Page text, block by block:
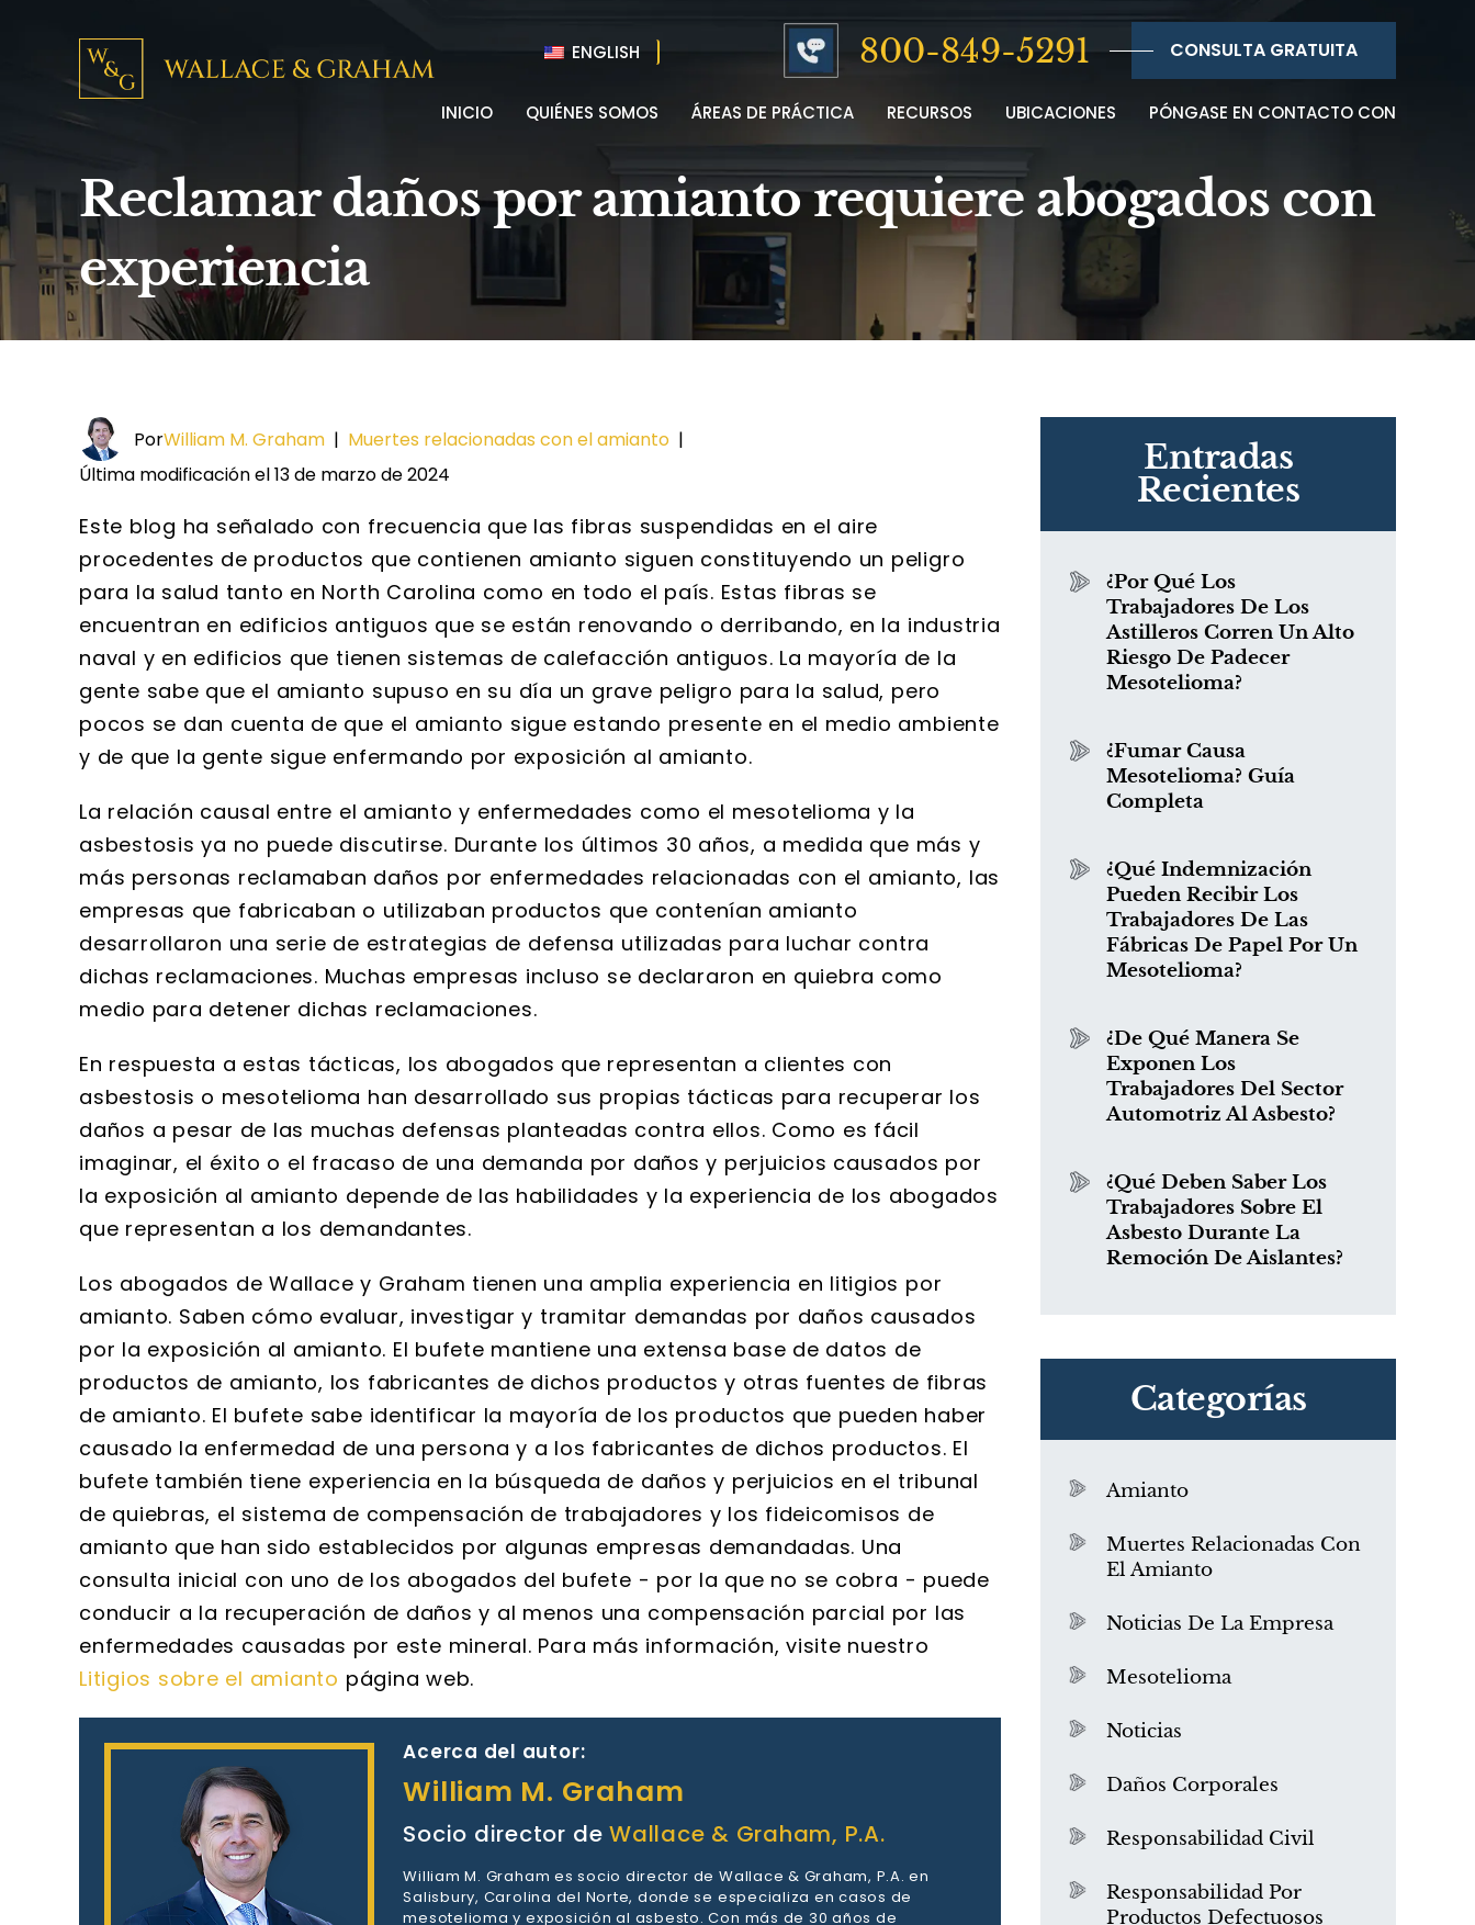
ENGLISH 800-849-5291 CONSULTA GRATUITA
INICIO QUIÉNES SOMOS ÁREAS DE PRÁCTICA RECURSOS UBICACIONES PÓNGASE EN CONTACTO CON
Reclamar daños por amianto requiere abogados con
experiencia
PorWilliam M. Graham | Muertes relacionadas con el amianto |
Última modificación el 13 de marzo de 2024
Este blog ha señalado con frecuencia que las fibras suspendidas en el aire
procedentes de productos que contienen amianto siguen constituyendo un peligro
para la salud tanto en North Carolina como en todo el país. Estas fibras se
encuentran en edificios antiguos que se están renovando o derribando, en la industria
naval y en edificios que tienen sistemas de calefacción antiguos. La mayoría de la
gente sabe que el amianto supuso en su día un grave peligro para la salud, pero
pocos se dan cuenta de que el amianto sigue estando presente en el medio ambiente
y de que la gente sigue enfermando por exposición al amianto.
La relación causal entre el amianto y enfermedades como el mesotelioma y la
asbestosis ya no puede discutirse. Durante los últimos 30 años, a medida que más y
más personas reclamaban daños por enfermedades relacionadas con el amianto, las
empresas que fabricaban o utilizaban productos que contenían amianto
desarrollaron una serie de estrategias de defensa utilizadas para luchar contra
dichas reclamaciones. Muchas empresas incluso se declararon en quiebra como
medio para detener dichas reclamaciones.
En respuesta a estas tácticas, los abogados que representan a clientes con
asbestosis o mesotelioma han desarrollado sus propias tácticas para recuperar los
daños a pesar de las muchas defensas planteadas contra ellos. Como es fácil
imaginar, el éxito o el fracaso de una demanda por daños y perjuicios causados por
la exposición al amianto depende de las habilidades y la experiencia de los abogados
que representan a los demandantes.
Los abogados de Wallace y Graham tienen una amplia experiencia en litigios por
amianto. Saben cómo evaluar, investigar y tramitar demandas por daños causados
por la exposición al amianto. El bufete mantiene una extensa base de datos de
productos de amianto, los fabricantes de dichos productos y otras fuentes de fibras
de amianto. El bufete sabe identificar la mayoría de los productos que pueden haber
causado la enfermedad de una persona y a los fabricantes de dichos productos. El
bufete también tiene experiencia en la búsqueda de daños y perjuicios en el tribunal
de quiebras, el sistema de compensación de trabajadores y los fideicomisos de
amianto que han sido establecidos por algunas empresas demandadas. Una
consulta inicial con uno de los abogados del bufete - por la que no se cobra - puede
conducir a la recuperación de daños y al menos una compensación parcial por las
enfermedades causadas por este mineral. Para más información, visite nuestro
Litigios sobre el amianto página web.
Acerca del autor:
William M. Graham
Socio director deWallace & Graham, P.A.
William M. Graham es socio director de Wallace & Graham, P.A. en
Salisbury, Carolina del Norte, donde se especializa en casos de
mesotelioma y exposición al asbesto. Con más de 30 años de
Entradas
Recientes
¿Por Qué Los
Trabajadores De Los
Astilleros Corren Un Alto
Riesgo De Padecer
Mesotelioma?
¿Fumar Causa
Mesotelioma? Guía
Completa
¿Qué Indemnización
Pueden Recibir Los
Trabajadores De Las
Fábricas De Papel Por Un
Mesotelioma?
¿De Qué Manera Se
Exponen Los
Trabajadores Del Sector
Automotriz Al Asbesto?
¿Qué Deben Saber Los
Trabajadores Sobre El
Asbesto Durante La
Remoción De Aislantes?
Categorías
Amianto
Muertes Relacionadas Con
El Amianto
Noticias De La Empresa
Mesotelioma
Noticias
Daños Corporales
Responsabilidad Civil
Responsabilidad Por
Productos Defectuosos